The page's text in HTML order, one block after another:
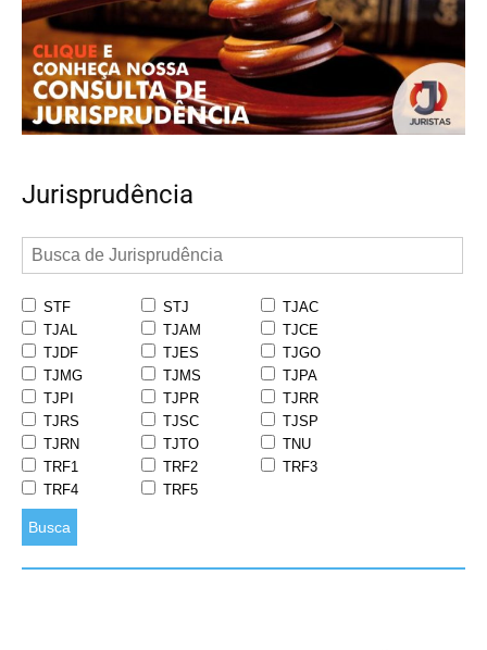
Jurisprudência
STF STJ
TJAC
TJAL
TJAM
TJCE
TJDF
TJES
TJGO
TJMG
TJMS
TJPA
TJPI
TJPR
TJRR
TJRS
TJSC
TJSP
TJRN
TJTO
TNU
TRF1
TRF2
TRF3
TRF4
TRF5
Busca